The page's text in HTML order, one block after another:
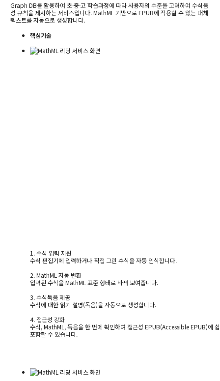
Graph DB를 활용하여 초·중·고 학습과정에 따라 사용자의 수준을 고려하여 수식음
성 규칙을 제시하는 서비스입니다.MathML 기반으로 EPUB에 적용할 수 있는 대체
텍스트를 자동으로 생성합니다.
핵심기술
1. 수식 입력 지원
수식 편집기에 입력하거나 직접 그린 수식을 자동 인식합니다.
2. MathML 자동 변환
입력된 수식을 MathML 표준 형태로 바꿔 보여줍니다.
3. 수식독음 제공
수식에 대한 읽기 설명(독음)을 자동으로 생성합니다.
4. 접근성 강화
수식, MathML, 독음을 한 번에 확인하여 접근성 EPUB(Accessible EPUB)에
포함할 수 있습니다.